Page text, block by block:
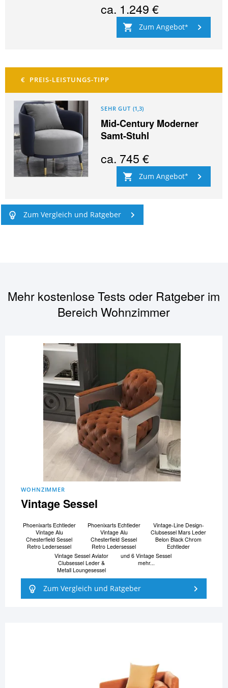
ca. 1.249 €
Zum Angebot
SEHR GUT (1,3)
Mid-Century Moderner
Samt-Stuhl
ca. 745 €
Zum Angebot
Zum Vergleich und Ratgeber
Mehr kostenlose Tests oder Ratgeber im
BereichWohnzimmer
WOHNZIMMER
Vintage Sessel
Phoenixarts Echtleder
Vintage Alu
Chesterfield Sessel
Retro Ledersessel
Phoenixarts Echtleder
Vintage Alu
Chesterfield Sessel
Retro Ledersessel
Vintage-Line Design-
Clubsessel Mars Leder
Belon Black Chrom
Echtleder
Vintage Sessel Aviator
Clubsessel Leder &
Metall Loungesessel
und 6 Vintage Sessel
mehr...
Zum Vergleich und Ratgeber